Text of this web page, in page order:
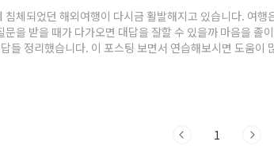
침체되었던 해외여행이 다시금 활발해지고 있습니다. 여행
문을 받을 때가 다가오면 대답을 잘할 수 있을까 마음을 졸
들 정리했습니다. 이 포스팅 보면서 연습해보시면 도움이
기 있어요. 직업 Q : What do yo do? / What's your job?
1